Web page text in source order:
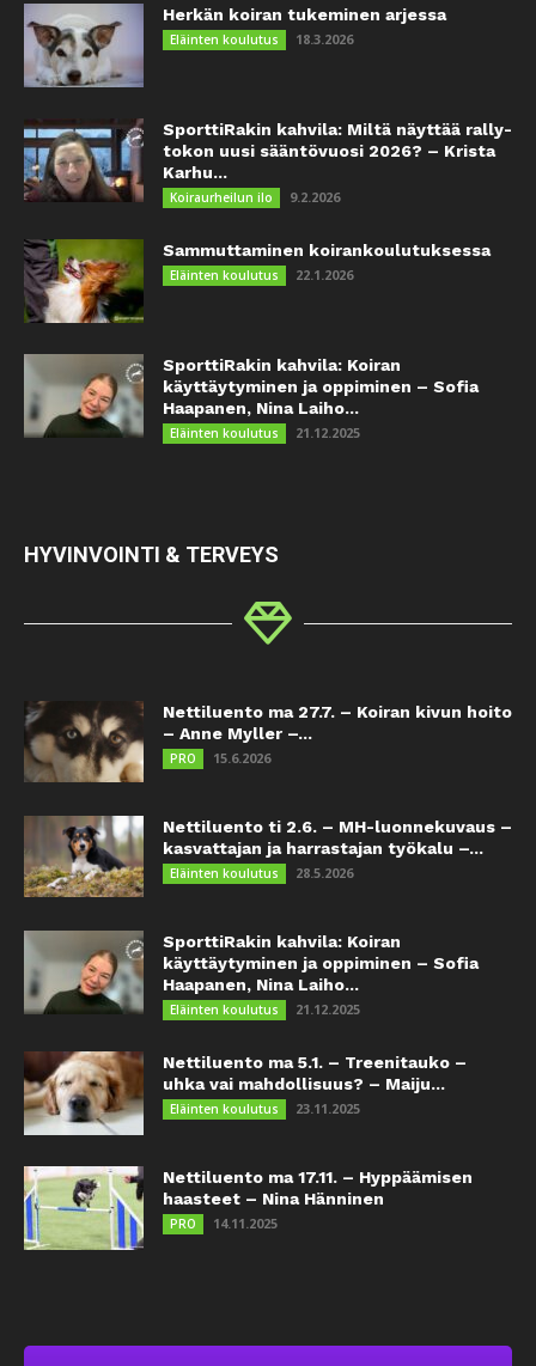
Herkän koiran tukeminen arjessa
Eläinten koulutus 18.3.2026
SporttiRakin kahvila: Miltä näyttää rally-
tokon uusi sääntövuosi 2026? – Krista
Karhu...
Koiraurheilun ilo 9.2.2026
Sammuttaminen koirankoulutuksessa
Eläinten koulutus 22.1.2026
SporttiRakin kahvila: Koiran
käyttäytyminen ja oppiminen – Sofia
Haapanen, Nina Laiho...
Eläinten koulutus 21.12.2025
HYVINVOINTI & TERVEYS
Nettiluento ma 27.7. – Koiran kivun hoito
– Anne Myller –...
PRO 15.6.2026
Nettiluento ti 2.6. – MH-luonnekuvaus –
kasvattajan ja harrastajan työkalu –...
Eläinten koulutus 28.5.2026
SporttiRakin kahvila: Koiran
käyttäytyminen ja oppiminen – Sofia
Haapanen, Nina Laiho...
Eläinten koulutus 21.12.2025
Nettiluento ma 5.1. – Treenitauko –
uhka vai mahdollisuus? – Maiju...
Eläinten koulutus 23.11.2025
Nettiluento ma 17.11. – Hyppäämisen
haasteet – Nina Hänninen
PRO 14.11.2025